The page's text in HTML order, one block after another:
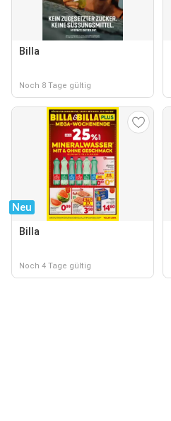
Billa
Noch 8 Tage gültig
Neu
Billa
Noch 4 Tage gültig